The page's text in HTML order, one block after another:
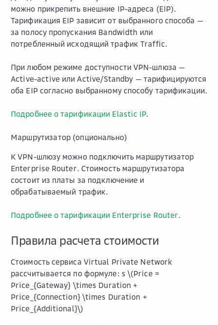
можно прикрепить внешние IP-адреса (EIP).
Тарификация EIP зависит от выбранного способа —
за полосу пропускания Bandwidth или
потребленный исходящий трафикTraffic.
При любом режиме доступности VPN-шлюза —
Active-active илиActive/Standby — тарифицируются
оба EIP согласно выбранному способу тарификации.
Подробнее о тарификации Elastic IP.
Маршрутизатор (опционально)
К VPN-шлюзу можно подключить маршрутизатор
Enterprise Router. Стоимость маршрутизатора
состоит из платы за подключение и
обрабатываемый трафик.
Подробнее о тарификации Enterprise Router.
Правила расчета стоимости
Стоимость сервиса Virtual Private Network
рассчитывается по формуле: s \(Price =
Price_{Gateway} \times Duration +
Price_{Connection} \times Duration +
Price_{Additional}\)